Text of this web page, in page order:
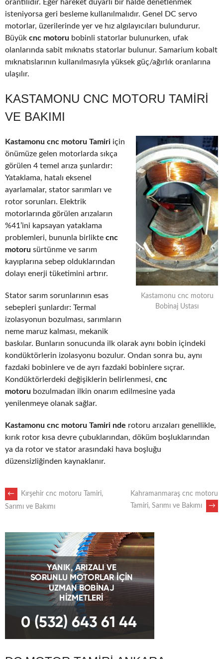
orantılıdır. Eğer hareket duyarlı bir halde denetlenmek
isteniyorsa geri besleme kullanılmalıdır. Genel DC servo
motorlar, üzerilerinde yer ve hız algılayıcıları bulundurur.
Büyük cnc motoru bobinli statorlar bulunurken, ufak
olanlarında sabit mıknatıs statorlar bulunur. Samarium kobalt
mıknatıslarının kullanılmasıyla yüksek güç/ağırlık oranlarına
ulaşılır.
KASTAMONU CNC MOTORU TAMIRI
VE BAKIMI
Kastamonu cnc motoru
Bobinaj Ustası
Kastamonu cnc motoru Tamiri için
önümüze gelen motorlarda sıkça
görülen 4 temel arıza şunlardır:
Yataklama, hatalı eksenel
ayarlamalar, stator sarımları ve
rotor sorunları. Elektrik
motorlarında görülen arızaların
%41’ini kapsayan yataklama
problemleri, bununla birlikte cnc
motoru sürtünme ve sarım
kayıplarına sebep olduklarından
dolayı enerji tüketimini artırır.
Stator sarım sorunlarının esas
sebepleri şunlardır: Termal
izolasyonun bozulması, sarımların
neme maruz kalması, mekanik
baskılar. Bunların sonucunda ilk olarak aynı bobin içindeki
kondüktörlerin izolasyonu bozulur. Ondan sonra bu, aynı
fazdaki bobinlere ve de ayrı fazdaki bobinlere sıçrar.
Kondüktörlerdeki değişiklerin belirlenmesi, cnc
motoru bozulmadan ilkin onarım edilmesine yada
yenilenmeye olanak sağlar.
Kastamonu cnc motoru Tamiri nde rotoru arızaları genellikle,
kırık rotor kısa devre çubuklarından, döküm boşluklarından
ya da rotor ve stator arasındaki hava boşluğu
düzensizliğinden kaynaklanır.
POST
NAVIGATION
←
Kırşehir cnc motoru Tamiri,
Sarımı ve Bakımı
Kahramanmaraş cnc motoru
Tamiri, Sarımı ve Bakımı
→